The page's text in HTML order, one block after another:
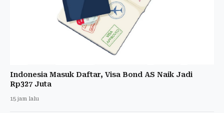
Indonesia Masuk Daftar, Visa Bond AS Naik Jadi
Rp327 Juta
15 jam lalu